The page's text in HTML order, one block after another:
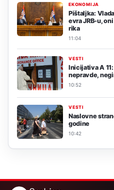
EKONOMIJA
Pištaljka:
evra JRB-u,
rika
11:04
VESTI
Inicijativa A
nepravde,
10:52
VESTI
Naslovne
godine
10:42